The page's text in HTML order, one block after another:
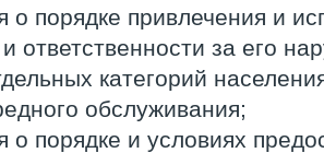
порядке привлечения и
ответственности за его
категорий
обслуживания;
порядке и условиях